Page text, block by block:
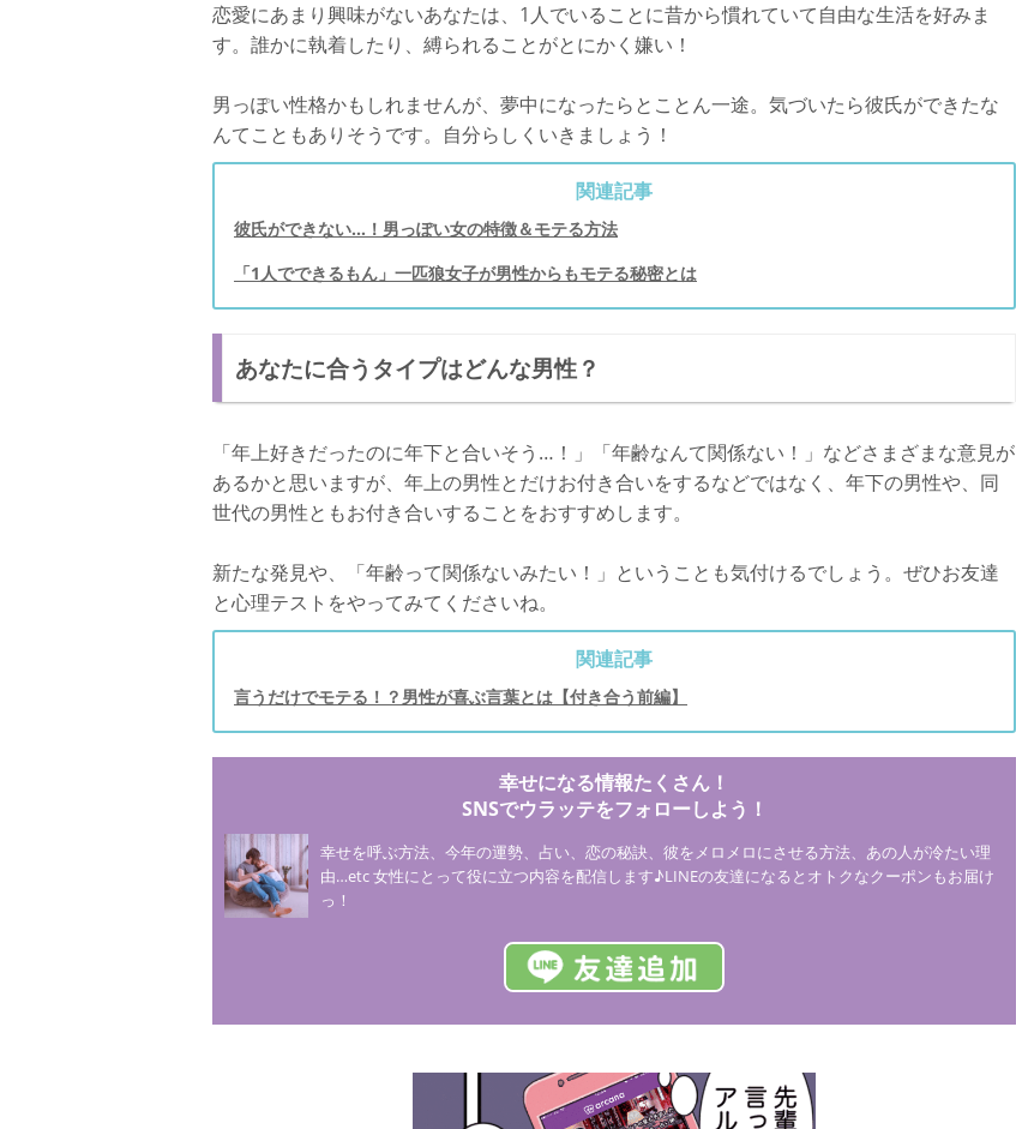
恋愛にあまり興味がないあなたは、1人でいることに昔から慣れていて自由な生活を好みま
す。誰かに執着したり、縛られることがとにかく嫌い！
男っぽい性格かもしれませんが、夢中になったらとことん一途。気づいたら彼氏ができたな
んてこともありそうです。自分らしくいきましょう！
関連記事
彼氏ができない…！男っぽい女の特徴＆モテる方法
「1人でできるもん」一匹狼女子が男性からもモテる秘密とは
あなたに合うタイプはどんな男性？
「年上好きだったのに年下と合いそう…！」「年齢なんて関係ない！」などさまざまな意見が
あるかと思いますが、年上の男性とだけお付き合いをするなどではなく、年下の男性や、同
世代の男性ともお付き合いすることをおすすめします。
新たな発見や、「年齢って関係ないみたい！」ということも気付けるでしょう。ぜひお友達
と心理テストをやってみてくださいね。
関連記事
言うだけでモテる！？男性が喜ぶ言葉とは【付き合う前編】
幸せになる情報たくさん！
SNSでウラッテをフォローしよう！
幸せを呼ぶ方法、今年の運勢、占い、恋の秘訣、彼をメロメロにさせる方法、あの人が冷たい理
由…etc 女性にとって役に立つ内容を配信します♪LINEの友達になるとオトクなクーポンもお届け
っ！